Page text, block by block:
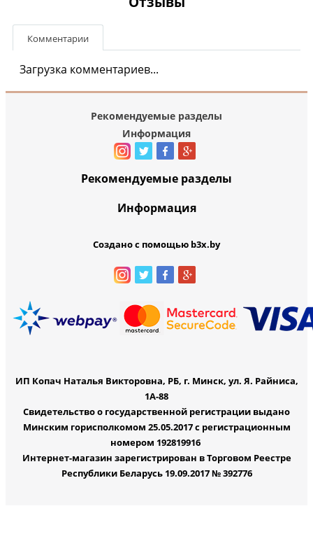
Комментарии
Загрузка комментариев...
Рекомендуемые разделы
Информация
Рекомендуемые разделы
Информация
Создано с помощью b3x.by
ИП Копач Наталья Викторовна, РБ, г. Минск, ул. Я. Райниса,
1А-88
Свидетельство о государственной регистрации выдано
Минским горисполкомом 25.05.2017 с регистрационным
номером 192819916
Интернет-магазин зарегистрирован в Торговом Реестре
Республики Беларусь 19.09.2017 № 392776